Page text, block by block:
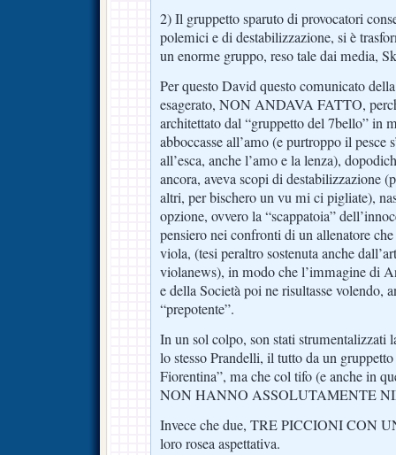
2) Il gruppetto sparuto di provocatori
polemici e di destabilizzazione, si è
un enorme gruppo, reso tale dai media,
Per questo David questo comunicato
esagerato, NON ANDAVA FATTO,
architettato dal “gruppetto del 7bello” in
abboccasse all’amo (e purtroppo il pesce
all’esca, anche l’amo e la lenza),
ancora, aveva scopi di destabilizzazione
altri, per bischero un vu mi ci pigliate),
opzione, ovvero la “scappatoia”
pensiero nei confronti di un allenatore
viola, (tesi peraltro sostenuta anche
violanews), in modo che l’immagine di
e della Società poi ne risultasse volendo,
“prepotente”.
In un sol colpo, son stati strumentalizzati
lo stesso Prandelli, il tutto da un
Fiorentina”, ma che col tifo (e anche in
NON HANNO ASSOLUTAMENTE
Invece che due, TRE PICCIONI CON
loro rosea aspettativa.